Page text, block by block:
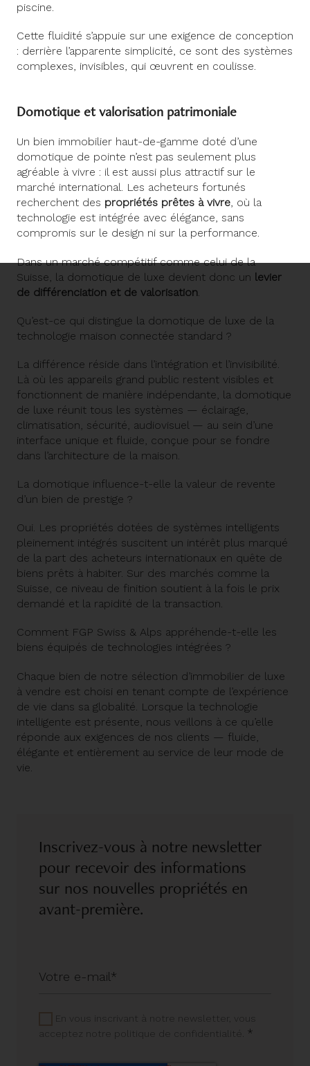
piscine.
Cette fluidité s’appuie sur une exigence de conception
: derrière l’apparente simplicité, ce sont des systèmes
complexes, invisibles, qui œuvrent en coulisse.
Domotique et valorisation patrimoniale
Un bien immobilier haut-de-gamme doté d’une
domotique de pointe n’est pas seulement plus
agréable à vivre : il est aussi plus attractif sur le
marché international. Les acheteurs fortunés
recherchent des propriétés prêtes à vivre, où la
technologie est intégrée avec élégance, sans
compromis sur le design ni sur la performance.
Dans un marché compétitif comme celui de la
Suisse, la domotique de luxe devient donc un levier
de différenciation et de valorisation
Qu’est-ce qui distingue la domotique de luxe de la
technologie maison connectée standard ?
La différence réside dans l’intégration et l’invisibilité.
Là où les appareils grand public restent visibles et
fonctionnent de manière indépendante, la domotique
de luxe réunit tous les systèmes — éclairage,
climatisation, sécurité, audiovisuel — au sein d’une
interface unique et fluide, conçue pour se fondre
dans l’architecture de la maison.
La domotique influence-t-elle la valeur de revente
d’un bien de prestige ?
Oui. Les propriétés dotées de systèmes intelligents
pleinement intégrés suscitent un intérêt plus marqué
de la part des acheteurs internationaux en quête de
biens prêts à habiter. Sur des marchés comme la
Suisse, ce niveau de finition soutient à la fois le prix
demandé et la rapidité de la transaction.
Comment FGP Swiss & Alps appréhende-t-elle les
biens équipés de technologies intégrées ?
Chaque bien de notre sélection d’immobilier de luxe
à vendre est choisi en tenant compte de l’expérience
de vie dans sa globalité. Lorsque la technologie
intelligente est présente, nous veillons à ce qu’elle
réponde aux exigences de nos clients — fluide,
élégante et entièrement au service de leur mode de
vie.
Inscrivez-vous à notre newsletter
pour recevoir des informations
sur nos nouvelles propriétés en
avant-première.
En vous inscrivant à notre newsletter, vous
acceptez notre politique de confidentialité.
*